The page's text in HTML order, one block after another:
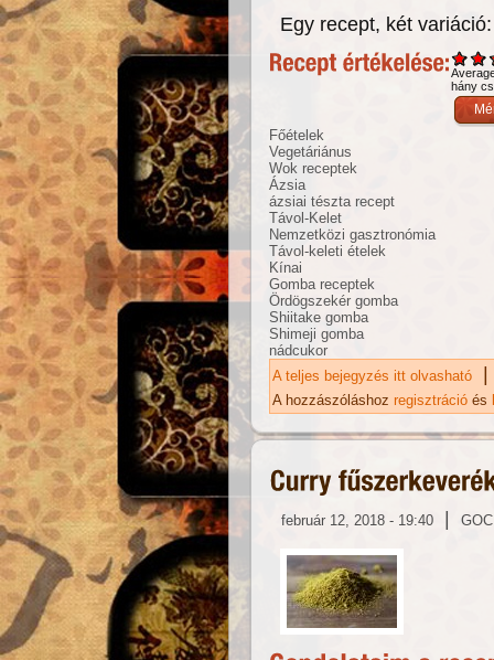
Egy recept, két
hány
Főételek
Vegetáriánus
Wok receptek
Ázsia
ázsiai tészta recept
Távol-Kelet
Nemzetközi gasztronómia
Távol-keleti ételek
Kínai
Gomba receptek
Ördögszekér gomba
Shiitake gomba
Shimeji gomba
nádcukor
A teljes bejegyzés itt olvasható
|
A hozzászóláshoz regisztráció és
február 12, 2018 - 19:40 |